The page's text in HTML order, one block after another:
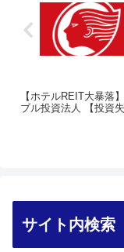
【ホテルREIT大暴落
ブル投資法人 【投資失
サイト内検索